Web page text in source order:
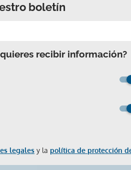
boletín
recibir información?
legales y la política de protección